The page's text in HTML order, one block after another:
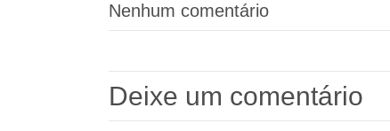
Nenhum comentário
Deixe um comentário